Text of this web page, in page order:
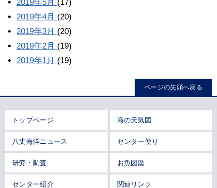
2019年5月 (17)
2019年4月 (20)
2019年3月 (20)
2019年2月 (19)
2019年1月 (19)
ページの先頭へ戻る
トップページ 海の天気図
八丈海洋ニュース センター便り
研究・調査 お魚図鑑
センター紹介 関連リンク